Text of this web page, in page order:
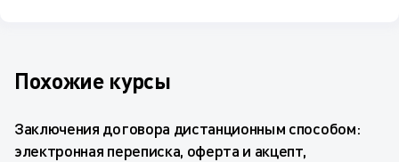
Похожие курсы
Заключения договора дистанционным способом:
электронная переписка, оферта и акцепт,